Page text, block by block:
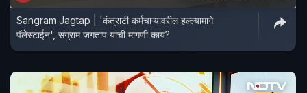
Sangram Jagtap | 'कंत्राटी कर्मचाऱ्यावरील हल्ल्यामागे
पॅलेस्टाईन', संग्राम जगताप यांची मागणी काय?